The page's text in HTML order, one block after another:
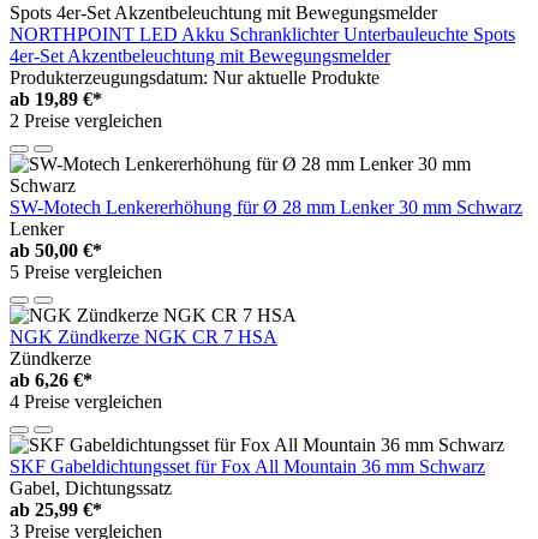
NORTHPOINT LED Akku Schranklichter Unterbauleuchte Spots
4er-Set Akzentbeleuchtung mit Bewegungsmelder
Produkterzeugungsdatum: Nur aktuelle Produkte
ab 19,89 €*
2 Preise vergleichen
SW-Motech Lenkererhöhung für Ø 28 mm Lenker 30 mm Schwarz
Lenker
ab 50,00 €*
5 Preise vergleichen
NGK Zündkerze NGK CR 7 HSA
Zündkerze
ab 6,26 €*
4 Preise vergleichen
SKF Gabeldichtungsset für Fox All Mountain 36 mm Schwarz
Gabel, Dichtungssatz
ab 25,99 €*
3 Preise vergleichen